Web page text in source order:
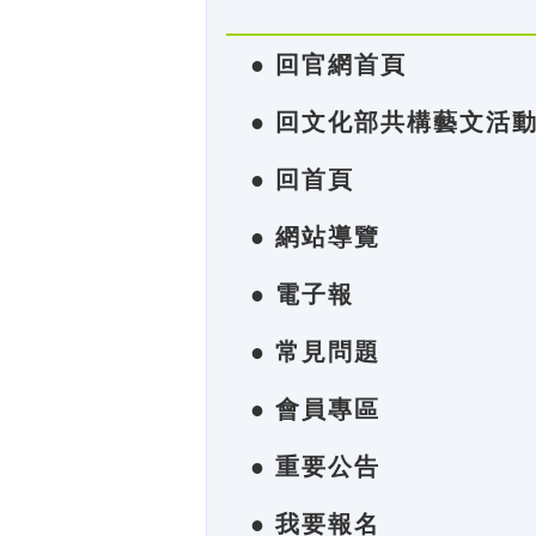
● 回官網首頁
● 回文化部共構藝文活
● 回首頁
● 網站導覽
● 電子報
● 常見問題
● 會員專區
● 重要公告
● 我要報名